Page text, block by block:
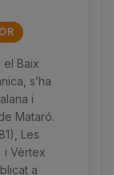
el Baix
s’ha
i
Mataró.
Les
i Vèrtex
a